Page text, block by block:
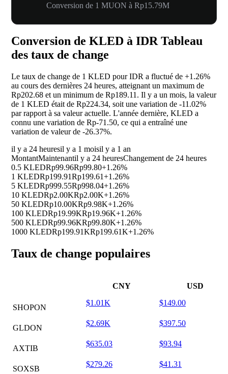
Conversion de 1 MUON à Rp15.79M
Conversion de KLED à IDR Tableau
des taux de change
Le taux de change de 1 KLED pour IDR a fluctué de +1.26%
au cours des dernières 24 heures, atteignant un maximum de
Rp202.68 et un minimum de Rp189.11. Il y a un mois, la valeur
de 1 KLED était de Rp224.34, soit une variation de -11.02%
par rapport à sa valeur actuelle. L'année dernière, KLED a
connu une variation de Rp-71.50, ce qui a entraîné une
variation de valeur de -26.37%.
il y a 24 heuresil y a 1 moisil y a 1 an
MontantMaintenantil y a 24 heuresChangement de 24 heures
0.5 KLEDRp99.96Rp99.80+1.26%
1 KLEDRp199.91Rp199.61+1.26%
5 KLEDRp999.55Rp998.04+1.26%
10 KLEDRp2.00KRp2.00K+1.26%
50 KLEDRp10.00KRp9.98K+1.26%
100 KLEDRp19.99KRp19.96K+1.26%
500 KLEDRp99.96KRp99.80K+1.26%
1000 KLEDRp199.91KRp199.61K+1.26%
Taux de change populaires
CNY USD
SHOPON
$1.01K $149.00
GLDON
$2.69K $397.50
AXTIB
$635.03 $93.94
SOXSB
$279.26 $41.31